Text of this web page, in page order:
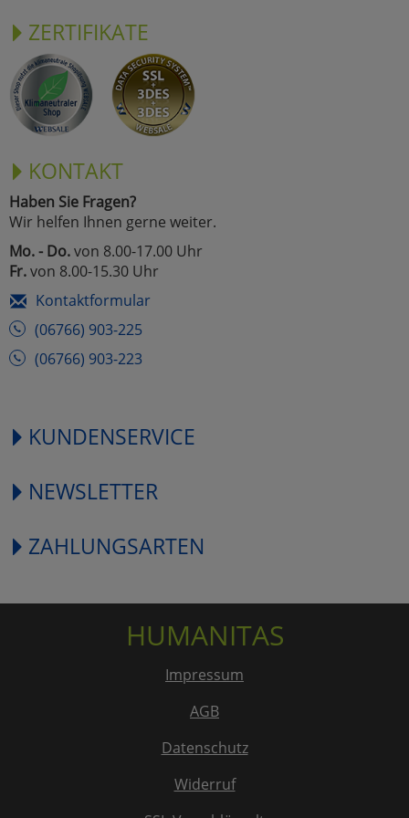
ZERTIFIKATE
KONTAKT
Haben Sie Fragen?
Wir helfen Ihnen gerne weiter.
Mo. - Do.von 8.00-17.00 Uhr
Fr.von 8.00-15.30 Uhr
Kontaktformular
(06766) 903-225
(06766) 903-223
KUNDENSERVICE
NEWSLETTER
ZAHLUNGSARTEN
HUMANITAS
Impressum
AGB
Datenschutz
Widerruf